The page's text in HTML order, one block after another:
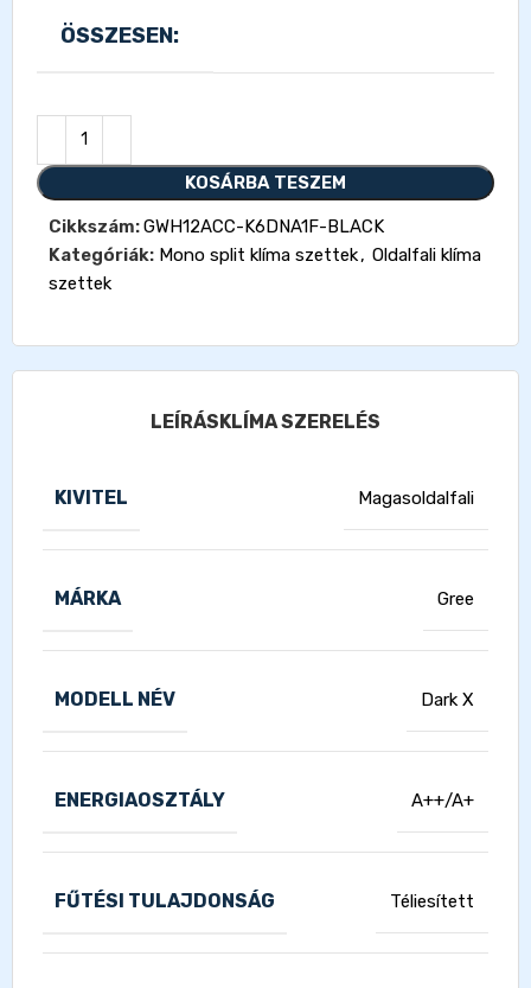
ÖSSZESEN:
KOSÁRBA TESZEM
Cikkszám:GWH12ACC-K6DNA1F-BLACK
Kategóriák: Mono split klíma szettek, Oldalfali klíma
szettek
LEÍRÁSKLÍMA SZERELÉS
KIVITEL Magasoldalfali
MÁRKA Gree
MODELL NÉV Dark X
ENERGIAOSZTÁLY A++/A+
FŰTÉSI TULAJDONSÁG Téliesített